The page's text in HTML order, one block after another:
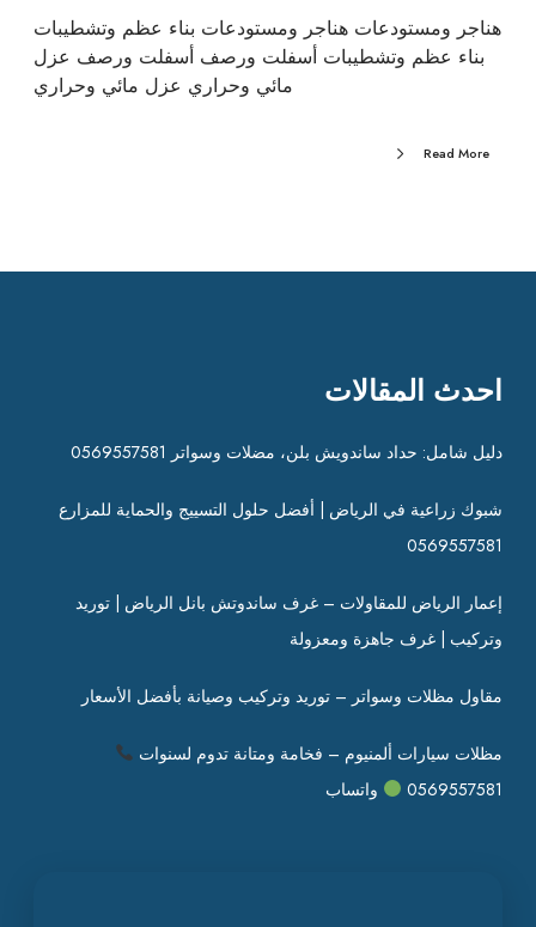
هناجر ومستودعات هناجر ومستودعات بناء عظم وتشطيبات
بناء عظم وتشطيبات أسفلت ورصف أسفلت ورصف عزل
مائي وحراري عزل مائي وحراري
Read More
احدث المقالات
دليل شامل: حداد ساندويش بلن، مضلات وسواتر 0569557581
شبوك زراعية في الرياض | أفضل حلول التسييج والحماية للمزارع
0569557581
إعمار الرياض للمقاولات – غرف ساندوتش بانل الرياض | توريد
وتركيب | غرف جاهزة ومعزولة
مقاول مظلات وسواتر – توريد وتركيب وصيانة بأفضل الأسعار
مظلات سيارات ألمنيوم – فخامة ومتانة تدوم لسنوات
0569557581
واتساب